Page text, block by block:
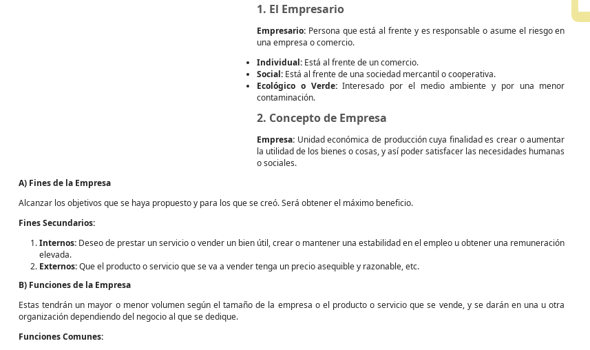
1. El Empresario
Empresario: Persona que está al frente y es responsable o asume el riesgo en
una empresa o comercio.
Individual: Está al frente de un comercio.
Social: Está al frente de una sociedad mercantil o cooperativa.
Ecológico o Verde:Interesado por el medio ambiente y por una menor
contaminación.
2. Concepto de Empresa
Empresa: Unidad económica de producción cuya finalidad es crear o aumentar
la utilidad de los bienes o cosas, y así poder satisfacer las necesidades humanas
o sociales.
A) Fines de la Empresa
Alcanzar los objetivos que se haya propuesto y para los que se creó. Será obtener el máximo beneficio.
Fines Secundarios:
Internos: Deseo de prestar un servicio o vender un bien útil, crear o mantener una estabilidad en el empleo u obtener una remuneración
elevada.
Externos:Que el producto o servicio que se va a vender tenga un precio asequible y razonable, etc.
B) Funciones de la Empresa
Estas tendrán un mayor o menor volumen según el tamaño de la empresa o el producto o servicio que se vende, y se darán en una u otra
organización dependiendo del negocio al que se dedique.
Funciones Comunes: